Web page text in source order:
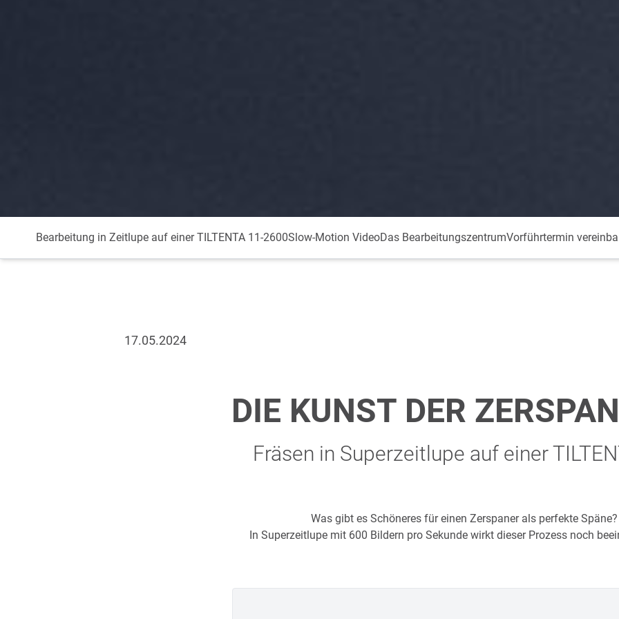
Bearbeitung in Zeitlupe auf einer TILTENTA 11-2600Slow-Motion VideoDas BearbeitungszentrumVorführtermin
17.05.2024
DIE KUNST DER
Fräsen in Superzeitlupe auf einer
Was gibt es Schöneres für einen Zerspaner als perfekte Späne?
In Superzeitlupe mit 600 Bildern pro Sekunde wirkt dieser Prozess noch